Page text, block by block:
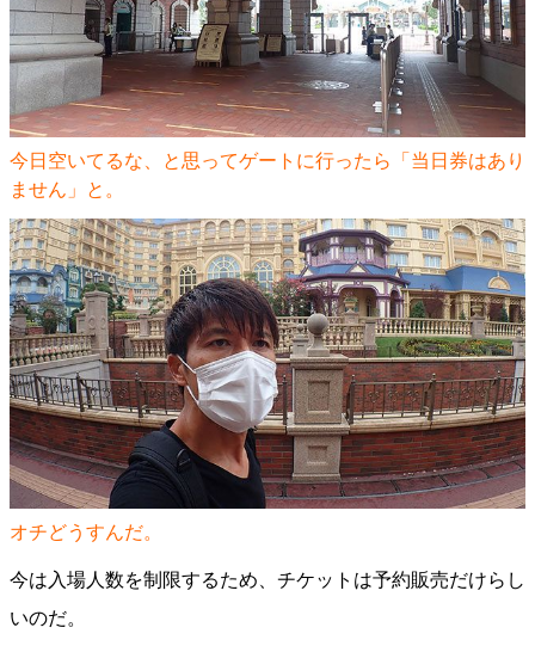
今日空いてるな、と思ってゲートに行ったら「当日券はあり
ません」と。
オチどうすんだ。
今は入場人数を制限するため、チケットは予約販売だけらし
いのだ。